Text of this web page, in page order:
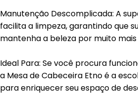
Manutenção Descomplicada: A
facilita a limpeza, garantindo que
mantenha a beleza por muito
Ideal Para: Se você procura
a Mesa de Cabeceira Etno é a
para enriquecer seu espaço de